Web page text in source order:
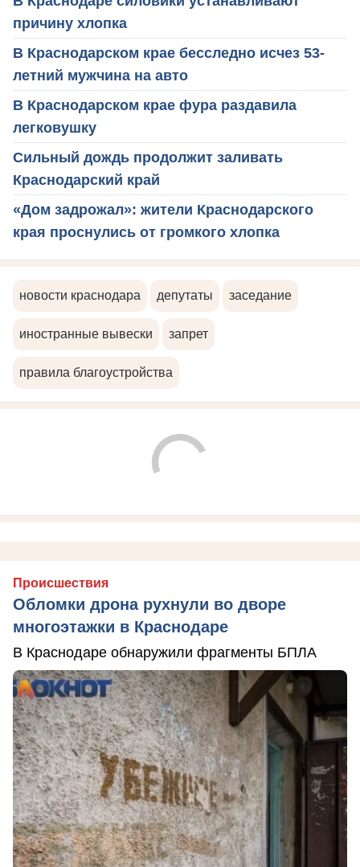
причину хлопка
В Краснодарском крае бесследно исчез 53-
летний мужчина на авто
В Краснодарском крае фура раздавила
легковушку
Сильный дождь продолжит заливать
Краснодарский край
«Дом задрожал»: жители Краснодарского
края проснулись от громкого хлопка
новости краснодара депутаты заседание
иностранные вывески запрет
правила благоустройства
Происшествия
Обломки дрона рухнули во дворе
многоэтажки в Краснодаре
В Краснодаре обнаружили фрагменты БПЛА